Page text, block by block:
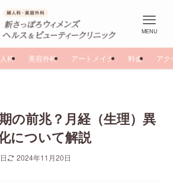
MENU
科 美容外科 アートメイク 料金 アク
の前兆？月経（生理）異
について解説
2024年11月20日